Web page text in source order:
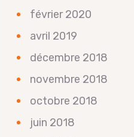
février 2020
avril 2019
décembre 2018
novembre 2018
octobre 2018
juin 2018